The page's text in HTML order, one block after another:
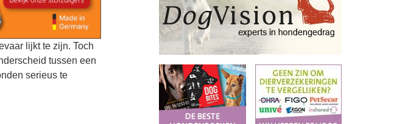
lijkt te zijn. Toch
tussen een
serieus te